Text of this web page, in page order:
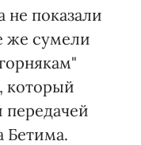
показали
же сумели
который
передачей
Бетима.